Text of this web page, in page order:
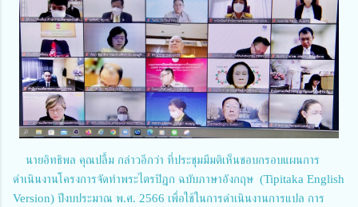
นายอิทธิพล คุณปลื้ม กล่าวอีกว่า ที่ประชุมมีมติเห็นชอบกรอบแผนการ
ดำเนินงานโครงการจัดทำพระไตรปิฎก ฉบับภาษาอังกฤษ (Tipitaka English
Version) ปีงบประมาณ พ.ศ. 2566 เพื่อใช้ในการดำเนินงานการแปล การ